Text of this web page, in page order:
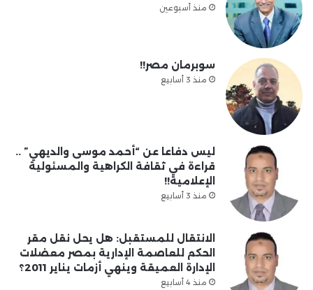
منذ أسبوعين
سوبرمان مصر!!
منذ 3 أسابيع
ليس دفاعا عن “أحمد موسى والديهي” ..
قراءة في ثقافة الكراهية والمسئولية
الإعلامية!!
منذ 3 أسابيع
الانتقال للمستقبل: هل يحل نقل مقر
الحكم للعاصمة الإدارية بمصر معضلات
الإدارة العميقة وينهي أزمات يناير 2011؟
منذ 4 أسابيع